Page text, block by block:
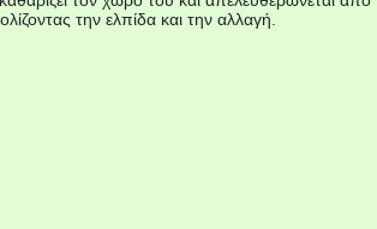
την ελπίδα και την αλλαγή.